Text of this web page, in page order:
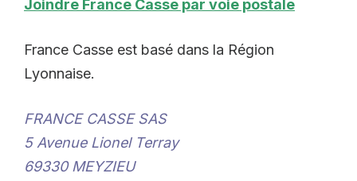
Joindre France Casse par voie postale
France Casse est basé dans la Région
Lyonnaise.
FRANCE CASSE SAS
5 Avenue Lionel Terray
69330 MEYZIEU